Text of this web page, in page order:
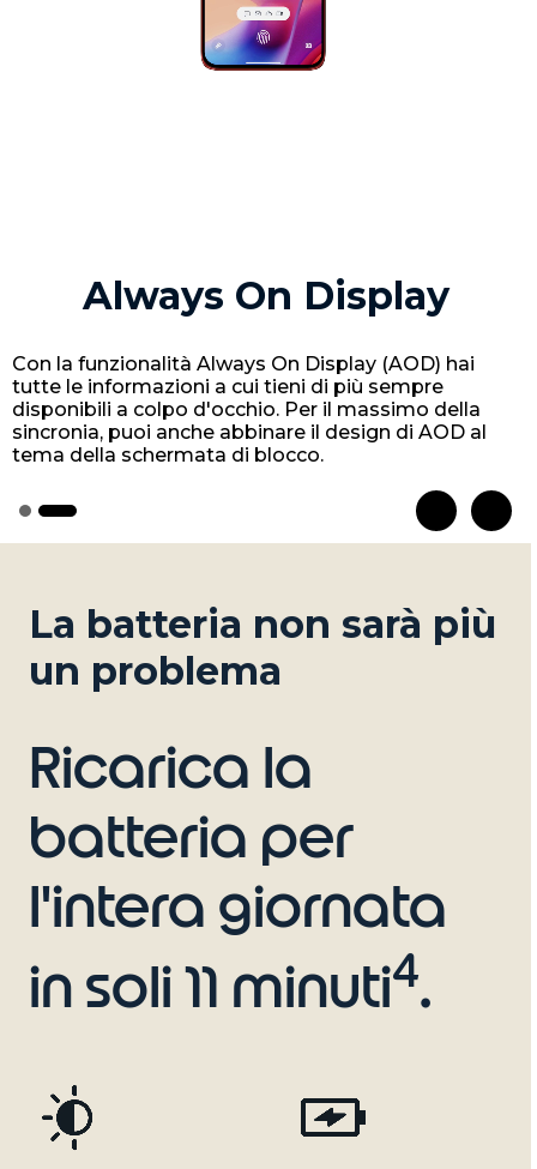
Always On Display
Con la funzionalità Always On Display (AOD) hai
tutte le informazioni a cui tieni di più sempre
disponibili a colpo d'occhio. Per il massimo della
sincronia, puoi anche abbinare il design di AOD al
tema della schermata di blocco.
La batteria non sarà più
un problema
Ricarica la
batteria per
l'intera giornata
in soli 11 minuti4.